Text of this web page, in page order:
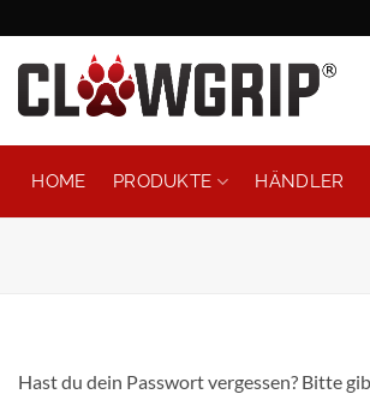
Inhalt
springen
HOME PRODUKTE HÄNDLER
Hast du dein Passwort vergessen? Bitte